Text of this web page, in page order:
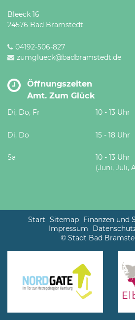
Bleeck 16
24576 Bad Bramstedt
04192-506-827
zumglueck@badbramstedt.de
Öffnungszeiten
Amt. Zum Glück
Di, Do, Fr 10 - 13 Uhr
Di, Do 15 - 18 Uhr
Sa
10 - 13 Uhr
(Juni, Juli,
Start Sitemap Finanzen und
Impressum
© Stadt Bad